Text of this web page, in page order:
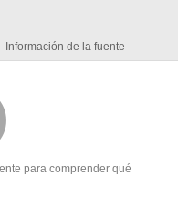
Información de la fuente
para comprender qué